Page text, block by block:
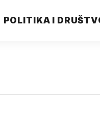
POLITIKA I